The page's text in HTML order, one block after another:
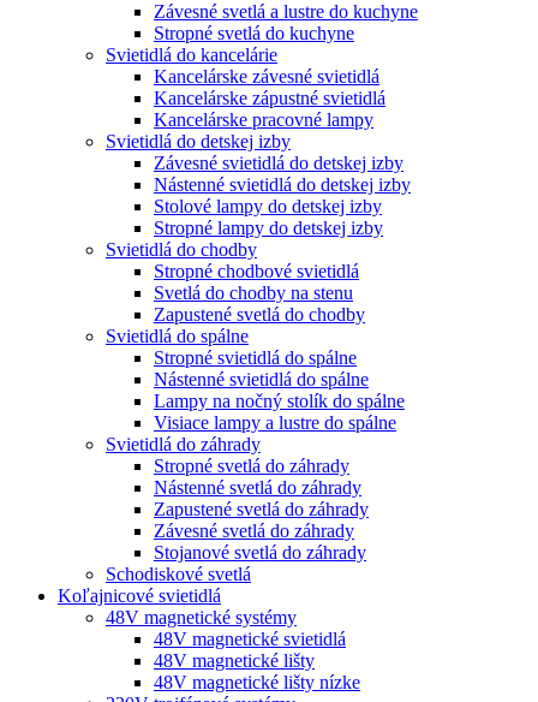
Závesné svetlá a lustre do kuchyne
Stropné svetlá do kuchyne
Svietidlá do kancelárie
Kancelárske závesné svietidlá
Kancelárske zápustné svietidlá
Kancelárske pracovné lampy
Svietidlá do detskej izby
Závesné svietidlá do detskej izby
Nástenné svietidlá do detskej izby
Stolové lampy do detskej izby
Stropné lampy do detskej izby
Svietidlá do chodby
Stropné chodbové svietidlá
Svetlá do chodby na stenu
Zapustené svetlá do chodby
Svietidlá do spálne
Stropné svietidlá do spálne
Nástenné svietidlá do spálne
Lampy na nočný stolík do spálne
Visiace lampy a lustre do spálne
Svietidlá do záhrady
Stropné svetlá do záhrady
Nástenné svetlá do záhrady
Zapustené svetlá do záhrady
Závesné svetlá do záhrady
Stojanové svetlá do záhrady
Schodiskové svetlá
Koľajnicové svietidlá
48V magnetické systémy
48V magnetické svietidlá
48V magnetické lišty
48V magnetické lišty nízke